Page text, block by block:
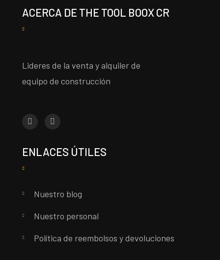
ACERCA DE THE TOOL BOOX CR
Lideres de la venta y alquiler de
equipo de construcción
ENLACES ÚTILES
Nuestro blog
Nuestro personal
Política de reembolsos y devoluciones